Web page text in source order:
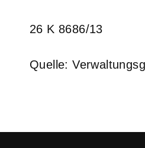
26 K 8686/13
Quelle: